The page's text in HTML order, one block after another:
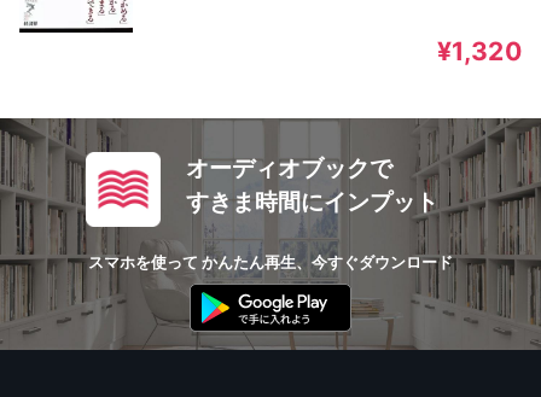
¥1,320
オーディオブックで
すきま時間にインプット
スマホを使って かんたん再生、今すぐダウンロード